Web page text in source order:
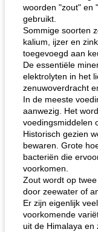
woorden "zout" en
gebruikt.
Sommige soorten
kalium, ijzer en
toegevoegd aan
De essentiële
elektrolyten in het
zenuwoverdracht
In de meeste
aanwezig. Het
voedingsmiddelen
Historisch gezien
bewaren. Grote
bacteriën die
voorkomen.
Zout wordt op
door zeewater of
Er zijn eigenlijk
voorkomende
uit de Himalaya en